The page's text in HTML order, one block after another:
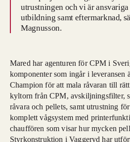
utrustningen och vi är
utbildning samt eftermarknad,
Magnusson.
Mared har agenturen för CPM i
komponenter som ingår i leveransen
Champion för att mala råvaran till
kyltorn från CPM, avskiljningsfilter,
råvara och pellets, samt utrustning
komplett vågsystem med
chauffören som visar hur mycken
Styrkonstruktion i Vaggeryd har